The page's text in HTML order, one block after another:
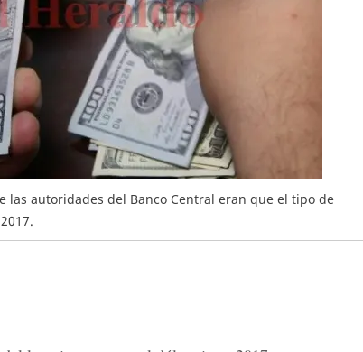
las autoridades del Banco Central eran que el tipo de